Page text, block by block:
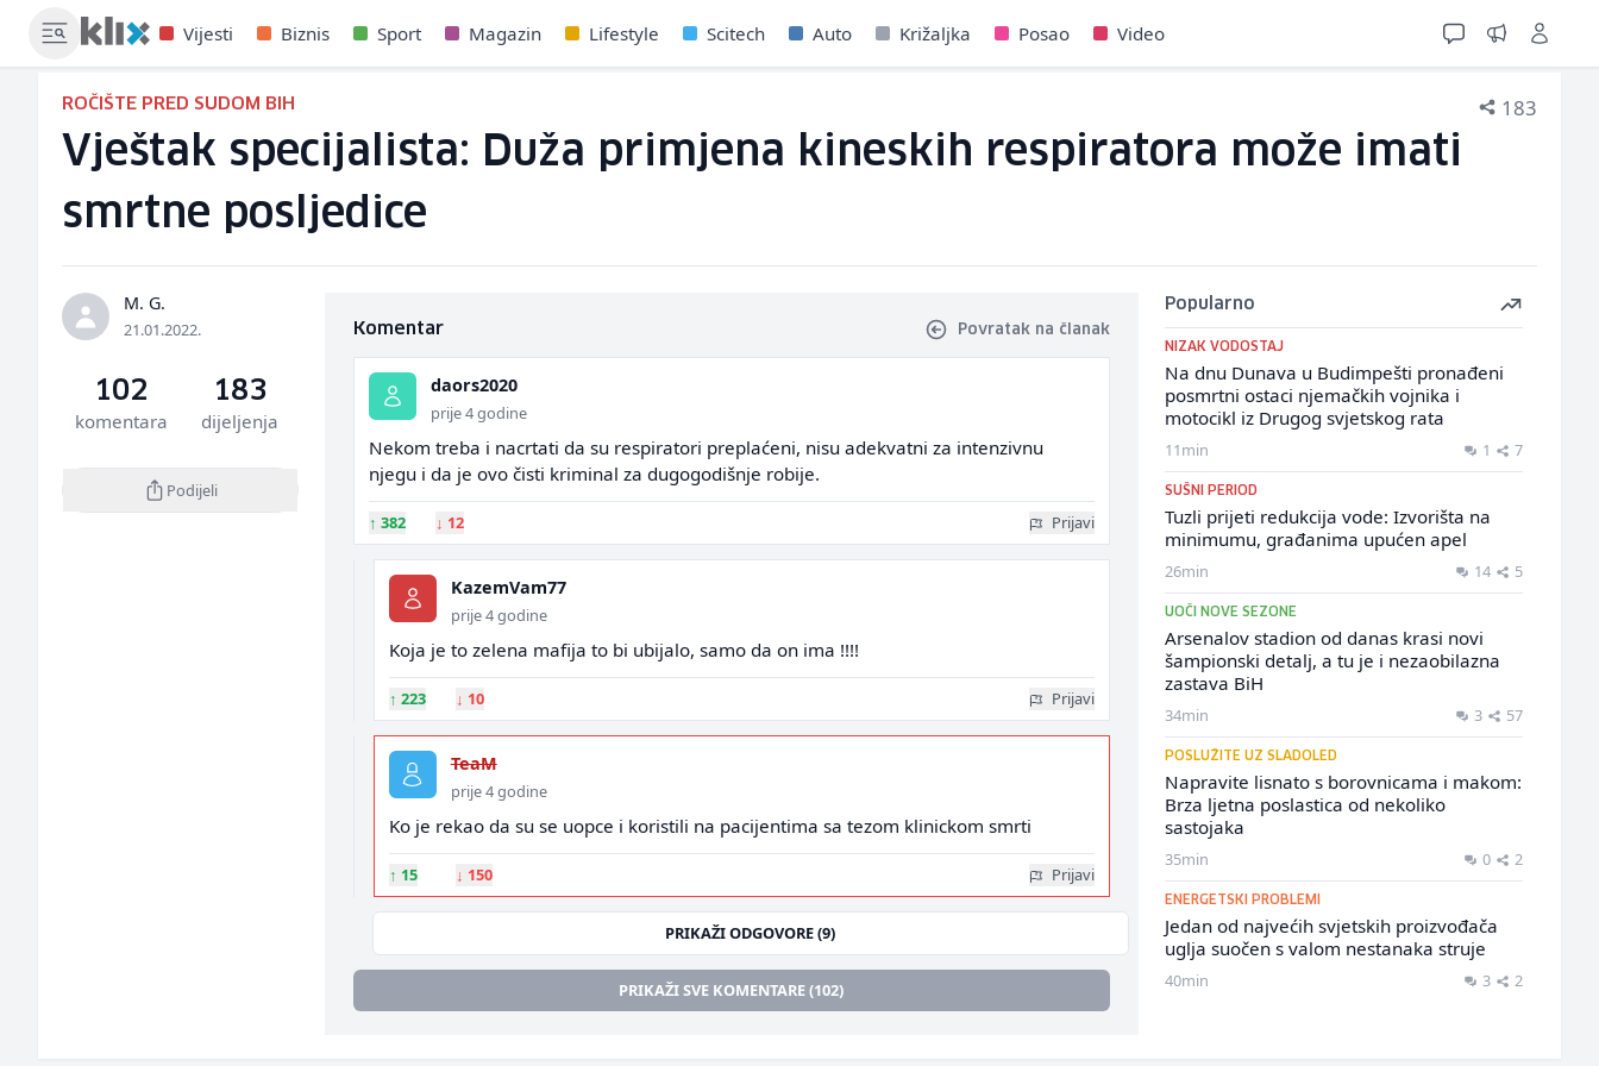
Vijesti Biznis Sport Magazin Lifestyle Scitech Auto Križaljka Posao Video
ROČIŠTE PRED SUDOM BIH 183
Vještak specijalista: Duža primjena kineskih respiratora može imati
smrtne posljedice
M. G.
21.01.2022.
102
komentara
183
dijeljenja
Podijeli
Komentar Povratak na članak
daors2020
prije 4 godine
Nekom treba i nacrtati da su respiratori preplaćeni, nisu adekvatni za intenzivnu
njegu i da je ovo čisti kriminal za dugogodišnje robije.
↑ 382 ↓ 12 Prijavi
KazemVam77
prije 4 godine
Koja je to zelena mafija to bi ubijalo, samo da on ima !!!!
↑ 223 ↓ 10 Prijavi
TeaM
prije 4 godine
Ko je rekao da su se uopce i koristili na pacijentima sa tezom klinickom smrti
↑ 15 ↓ 150 Prijavi
PRIKAŽI ODGOVORE (9)
PRIKAŽI SVE KOMENTARE (102)
Popularno
NIZAK VODOSTAJ
Na dnu Dunava u Budimpešti pronađeni
posmrtni ostaci njemačkih vojnika i
motocikl iz Drugog svjetskog rata
11min 1 7
SUŠNI PERIOD
Tuzli prijeti redukcija vode: Izvorišta na
minimumu, građanima upućen apel
26min 14 5
UOČI NOVE SEZONE
Arsenalov stadion od danas krasi novi
šampionski detalj, a tu je i nezaobilazna
zastava BiH
34min 3 57
POSLUŽITE UZ SLADOLED
Napravite lisnato s borovnicama i makom:
Brza ljetna poslastica od nekoliko
sastojaka
35min 0 2
ENERGETSKI PROBLEMI
Jedan od najvećih svjetskih proizvođača
uglja suočen s valom nestanaka struje
40min 3 2